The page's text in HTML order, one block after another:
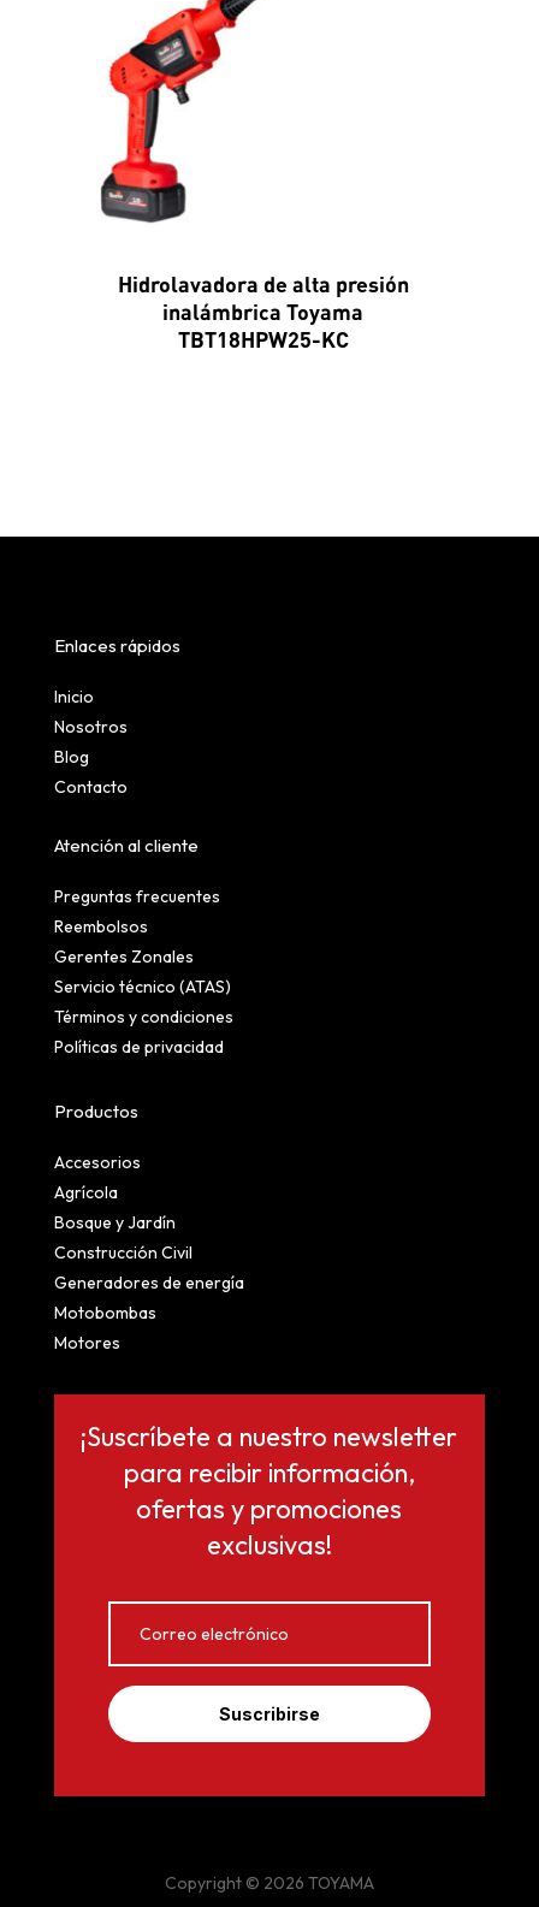
Hidrolavadora de alta presión
inalámbrica Toyama
TBT18HPW25-KC
Enlaces rápidos
Inicio
Nosotros
Blog
Contacto
Atención al cliente
Preguntas frecuentes
Reembolsos
Gerentes Zonales
Servicio técnico (ATAS)
Términos y condiciones
Políticas de privacidad
Productos
Accesorios
Agrícola
Bosque y Jardín
Construcción Civil
Generadores de energía
Motobombas
Motores
¡Suscríbete a nuestro newsletter
para recibir información,
ofertas y promociones
exclusivas!
Suscribirse
Copyright © 2026 TOYAMA